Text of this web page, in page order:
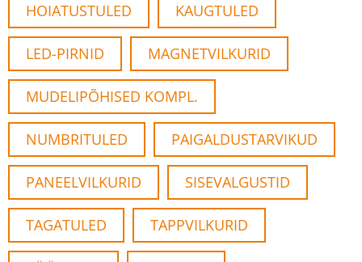
HOIATUSTULED KAUGTULED
LED-PIRNID MAGNETVILKURID
MUDELIPÕHISED KOMPL.
NUMBRITULED PAIGALDUSTARVIKUD
PANEELVILKURID SISEVALGUSTID
TAGATULED TAPPVILKURID